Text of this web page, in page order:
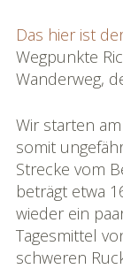
Bildgalerie
»Rhônereise«
Podchäschtli
»Rhônereise«
FAQ
Das hier ist
Wegpunkte
Wanderweg,
Wir starten
somit
Strecke vom
beträgt etwa
wieder ein
Tagesmittel
schweren